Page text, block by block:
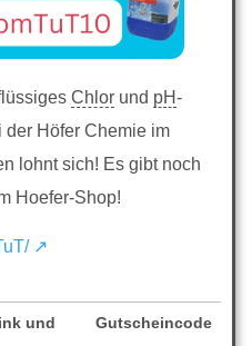
Chlor und pH-
der Höfer Chemie im
lohnt sich! Es gibt noch
Hoefer-Shop!
↗
und
Gutscheincode